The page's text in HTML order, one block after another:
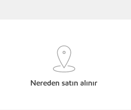
Nereden satın alınır